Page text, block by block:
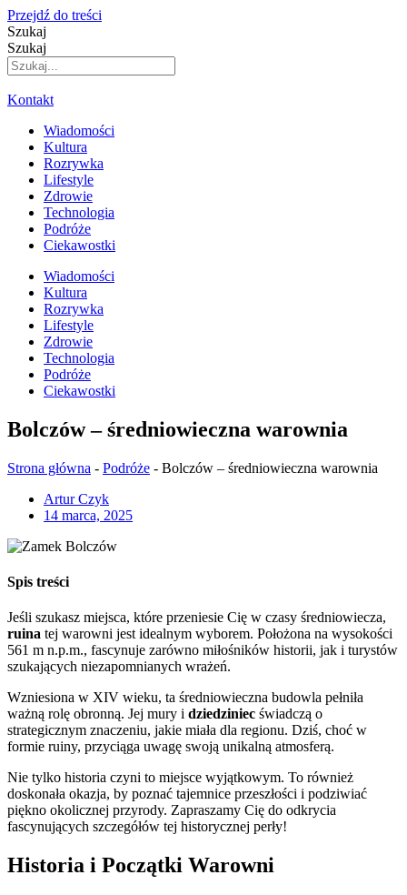
Przejdź do treści
Szukaj
Szukaj
Kontakt
Wiadomości
Kultura
Rozrywka
Lifestyle
Zdrowie
Technologia
Podróże
Ciekawostki
Wiadomości
Kultura
Rozrywka
Lifestyle
Zdrowie
Technologia
Podróże
Ciekawostki
Bolczów – średniowieczna warownia
Strona główna - Podróże - Bolczów – średniowieczna warownia
Artur Czyk
14 marca, 2025
Spis treści
Jeśli szukasz miejsca, które przeniesie Cię w czasy średniowiecza,
ruina tej warowni jest idealnym wyborem. Położona na wysokości
561 m n.p.m., fascynuje zarówno miłośników historii, jak i turystów
szukających niezapomnianych wrażeń.
Wzniesiona w XIV wieku, ta średniowieczna budowla pełniła
ważną rolę obronną. Jej mury i dziedziniec świadczą o
strategicznym znaczeniu, jakie miała dla regionu. Dziś, choć w
formie ruiny, przyciąga uwagę swoją unikalną atmosferą.
Nie tylko historia czyni to miejsce wyjątkowym. To również
doskonała okazja, by poznać tajemnice przeszłości i podziwiać
piękno okolicznej przyrody. Zapraszamy Cię do odkrycia
fascynujących szczegółów tej historycznej perły!
Historia i Początki Warowni